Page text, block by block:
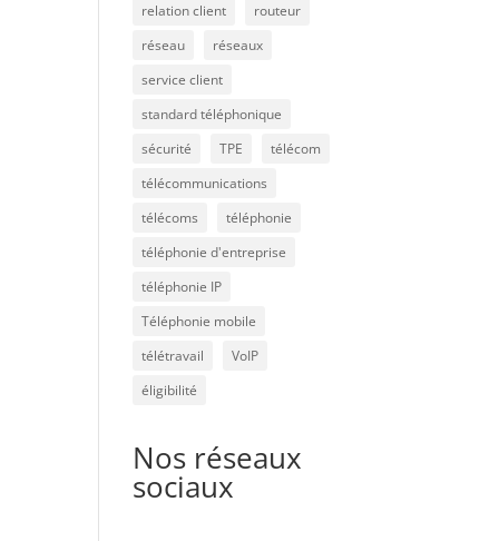
relation client
routeur
réseau
réseaux
service client
standard téléphonique
sécurité
TPE
télécom
télécommunications
télécoms
téléphonie
téléphonie d'entreprise
téléphonie IP
Téléphonie mobile
télétravail
VoIP
éligibilité
Nos réseaux
sociaux